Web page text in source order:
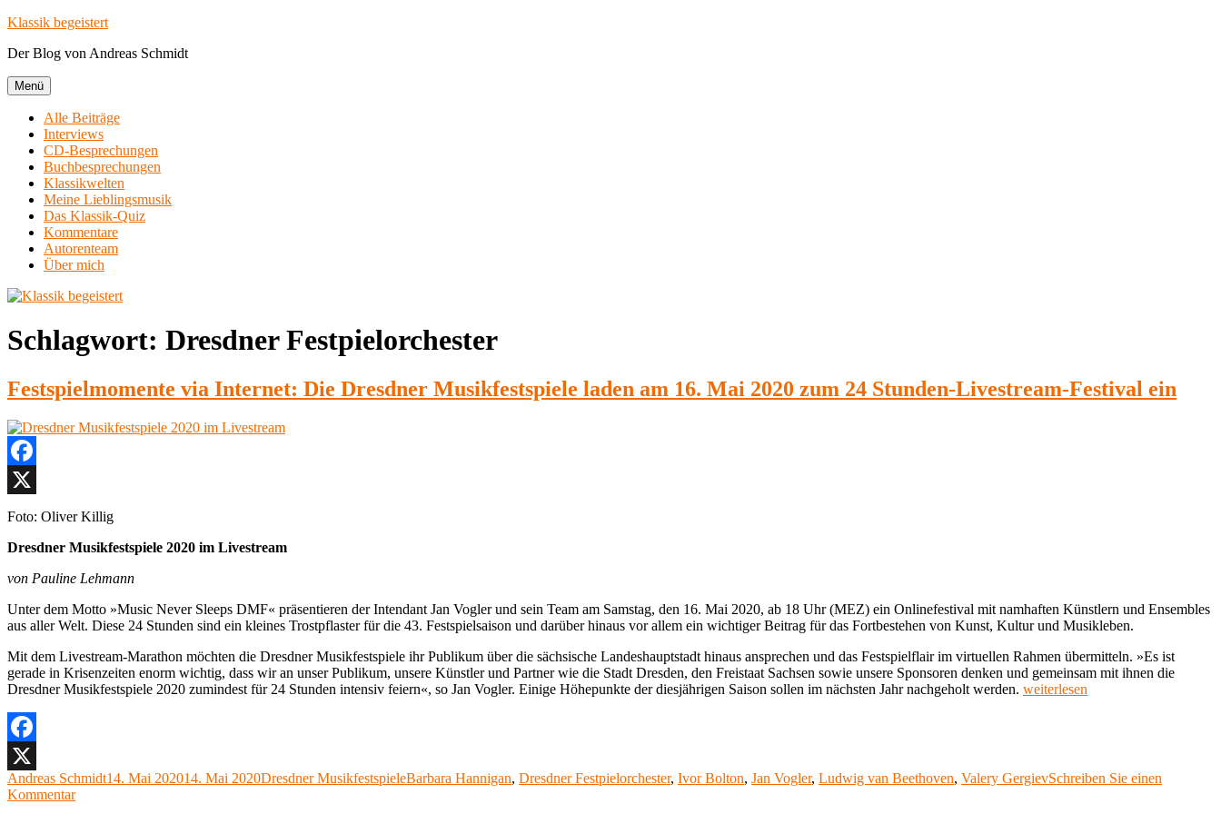
Zum
springen
Klassik begeistert
Der Blog von Andreas Schmidt
Menü
Alle Beiträge
Interviews
CD-Besprechungen
Buchbesprechungen
Klassikwelten
Meine Lieblingsmusik
Das Klassik-Quiz
Kommentare
Autorenteam
Über mich
Schlagwort: Dresdner Festpielorchester
Festspielmomente via Internet: Die Dresdner Musikfestspiele laden am 16. Mai 2020 zum 24 Stunden-Livestream-Festival ein
Facebook
X
Foto: Oliver Killig
Dresdner Musikfestspiele 2020 im Livestream
von Pauline Lehmann
Unter dem Motto »Music Never Sleeps DMF« präsentieren der Intendant Jan Vogler und sein Team am Samstag, den 16. Mai 2020, ab 18 Uhr (MEZ) ein Onlinefestival mit namhaften Künstlern und Ensembles
aus aller Welt. Diese 24 Stunden sind ein kleines Trostpflaster für die 43. Festspielsaison und darüber hinaus vor allem ein wichtiger Beitrag für das Fortbestehen von Kunst, Kultur und Musikleben.
Mit dem Livestream-Marathon möchten die Dresdner Musikfestspiele ihr Publikum über die sächsische Landeshauptstadt hinaus ansprechen und das Festspielflair im virtuellen Rahmen übermitteln. »Es ist
gerade in Krisenzeiten enorm wichtig, dass wir an unser Publikum, unsere Künstler und Partner wie die Stadt Dresden, den Freistaat Sachsen sowie unsere Sponsoren denken und gemeinsam mit ihnen die
Dresdner Musikfestspiele 2020 zumindest für 24 Stunden intensiv feiern«, so Jan Vogler. Einige Höhepunkte der diesjährigen Saison sollen im nächsten Jahr nachgeholt werden. „Dresdner
weiterlesen
Facebook
X
Autor
Andreas SchmidtVeröffentlicht
14. Mai 202014. Mai 2020Kategorien
Dresdner MusikfestspieleSchlagwörter
Barbara Hannigan, Dresdner Festpielorchester, Ivor Bolton, Jan Vogler, Ludwig van Beethoven, Valery GergievSchreiben Sie einen
Kommentarzu